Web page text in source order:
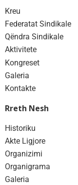
Kreu
Federatat Sindikale
Qëndra Sindikale
Aktivitete
Kongreset
Galeria
Kontakte
Rreth Nesh
Historiku
Akte Ligjore
Organizimi
Organigrama
Galeria